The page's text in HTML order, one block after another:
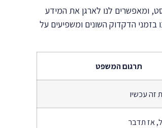
ומאפשרים לנו לארגן את המידע
בזמני הדקדוק השונים ומשפיעים על
תרגום המשפט
זה עכשיו
אז תדבר